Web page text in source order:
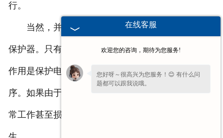
行。
当然，并不是所有的 安徽防爆电动葫芦
保护器。只有中高环电动葫芦配有序列保护器。它的
作用是保护电机。一般来说，电机工作时有接线顺
序。如果由于某种原因导致序列混乱，电机将无法正
常工作甚至损坏。序列保护是为了减少类似事件的发
在线客服
欢迎您的咨询，期待为您服务!
您好呀～很高兴为您服务！😊 有什么问
题都可以跟我说哦。